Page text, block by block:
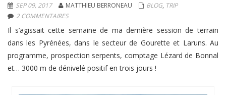
SEP 09, 2017 MATTHIEU BERRONEAU BLOG, TRIP
2 COMMENTAIRES
Il s’agissait cette semaine de ma dernière session de terrain
dans les Pyrénées, dans le secteur de Gourette et Laruns. Au
programme, prospection serpents, comptage Lézard de Bonnal
et… 3000 m de dénivelé positif en trois jours !